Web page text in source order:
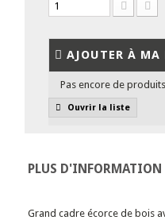
AJOUTER À MA
Pas encore de
Ouvrir la liste
PLUS D'INFORMATION
Grand cadre écorce de bois